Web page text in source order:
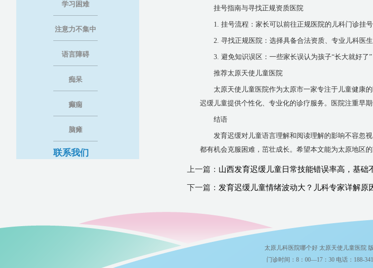
学习困难
注意力不集中
语言障碍
痴呆
癫痫
脑瘫
联系我们
挂号指南与寻找正规资质医院
1. 挂号流程：家长可以前往正规医院的儿科门诊挂
2. 寻找正规医院：选择具备合法资质、专业儿科医
3. 避免知识误区：一些家长误认为孩子“长大就好了
推荐太原天使儿童医院
太原天使儿童医院作为太原市一家专注于儿童健康
迟缓儿童提供个性化、专业化的诊疗服务。医院注重早
结语
发育迟缓对儿童语言理解和阅读理解的影响不容忽
都有机会克服困难，茁壮成长。希望本文能为太原地区
上一篇： 山西发育迟缓儿童日常技能错误率高，基础
下一篇： 发育迟缓儿童情绪波动大？儿科专家详解原
太原儿科医院哪个好 太原天使儿童医院
门诊时间：8：00—17：30 电话：188-